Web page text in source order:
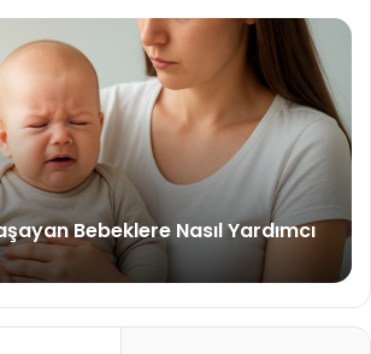
Bebeklere Nasıl Yardımcı
0-